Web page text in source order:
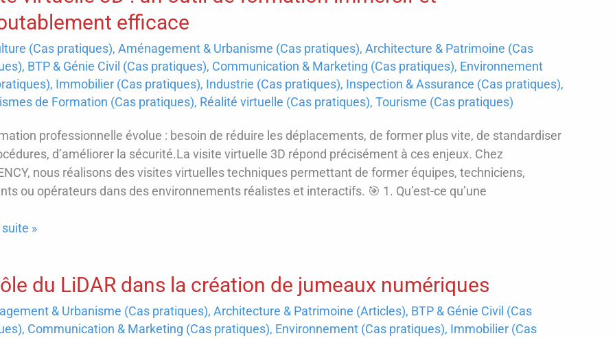
efficace
(Cas pratiques), Aménagement & Urbanisme (Cas pratiques), Architecture & Patrimoine (Cas
, BTP & Génie Civil (Cas pratiques), Communication & Marketing (Cas pratiques), Environnement
, Immobilier (Cas pratiques), Industrie (Cas pratiques), Inspection & Assurance (Cas pratiques),
de Formation (Cas pratiques), Réalité virtuelle (Cas pratiques), Tourisme (Cas pratiques)
professionnelle évolue : besoin de réduire les déplacements, de former plus vite, de standardiser
d’améliorer la sécurité.La visite virtuelle 3D répond précisément à ces enjeux. Chez
nous réalisons des visites virtuelles techniques permettant de former équipes, techniciens,
ou opérateurs dans des environnements réalistes et interactifs. 🎯 1. Qu’est-ce qu’une
»
du LiDAR dans la création de jumeaux numériques
& Urbanisme (Cas pratiques), Architecture & Patrimoine (Articles), BTP & Génie Civil (Cas
, Communication & Marketing (Cas pratiques), Environnement (Cas pratiques), Immobilier (Cas